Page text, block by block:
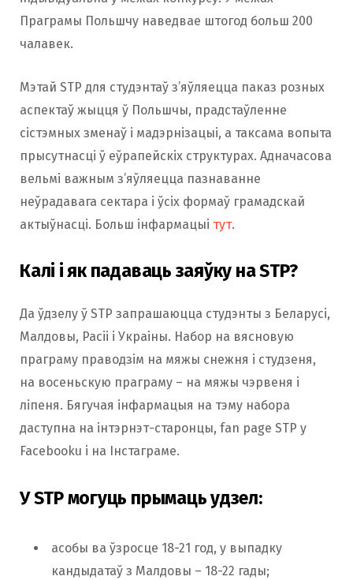
Праграмы Польшчу наведвае штогод больш 200
чалавек.
Мэтай STP для студэнтаў з’яўляецца паказ розных
аспектаў жыцця ў Польшчы, прадстаўленне
сістэмных зменаў і мадэрнізацыі, а таксама вопыта
прысутнасці ў еўрапейскіх структурах. Адначасова
вельмі важным з’яўляецца пазнаванне
неўрадавага сектара і ўсіх формаў грамадскай
актыўнасці. Больш інфармацыі тут.
Калі і як падаваць заяўку на STP?
Да ўдзелу ў STP запрашаюцца студэнты з Беларусі,
Малдовы, Расіі і Украіны. Набор на вясновую
праграму праводзім на мяжы снежня і студзеня,
на восеньскую праграму – на мяжы чэрвеня і
ліпеня. Бягучая інфармацыя на тэму набора
даступна на інтэрнэт-старонцы, fan page STP у
Facebooku і на Інстаграме.
У STP могуць прымаць удзел:
асобы ва ўзросце 18-21 год, у выпадку
кандыдатаў з Малдовы – 18-22 гады;